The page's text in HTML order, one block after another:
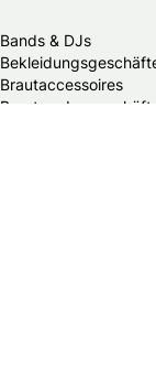
Bands & DJs
Brautaccessoires
Brautmodengeschäfte